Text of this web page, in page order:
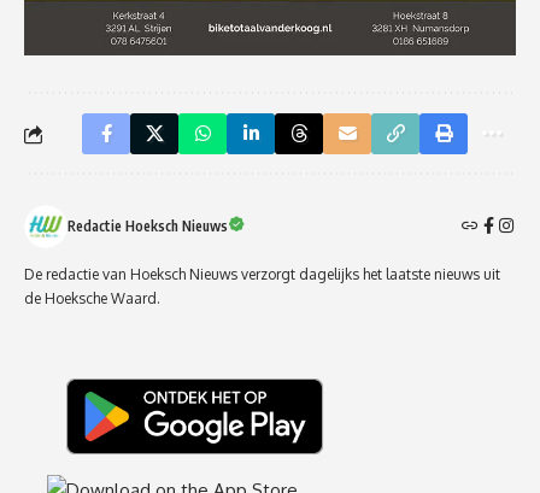
Redactie Hoeksch Nieuws
De redactie van Hoeksch Nieuws verzorgt dagelijks het laatste nieuws uit
de Hoeksche Waard.